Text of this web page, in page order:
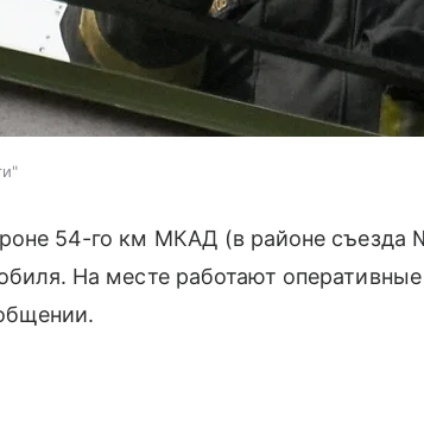
54-го км МКАД (в районе съезда
На месте работают